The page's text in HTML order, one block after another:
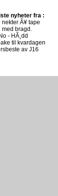
nyheter fra :
nekter Ã¥ tape
med bragd.
- HÃ¸dd
til kvardagen
av J16